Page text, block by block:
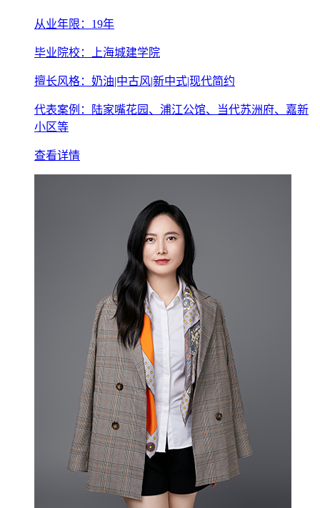
从业年限：19年
毕业院校：上海城建学院
擅长风格：奶油|中古风|新中式|现代简约
代表案例：陆家嘴花园、浦江公馆、当代苏洲府、嘉新
小区等
查看详情